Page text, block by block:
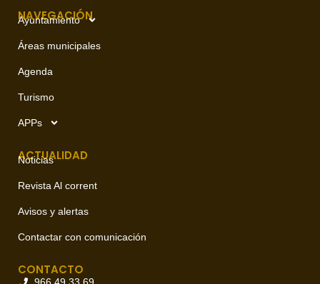
NAVEGACIÓN
Ayuntamiento
Áreas municipales
Agenda
Turismo
APPs
ACTUALIDAD
Noticias
Revista Al corrent
Avisos y alertas
Contactar con comunicación
CONTACTO